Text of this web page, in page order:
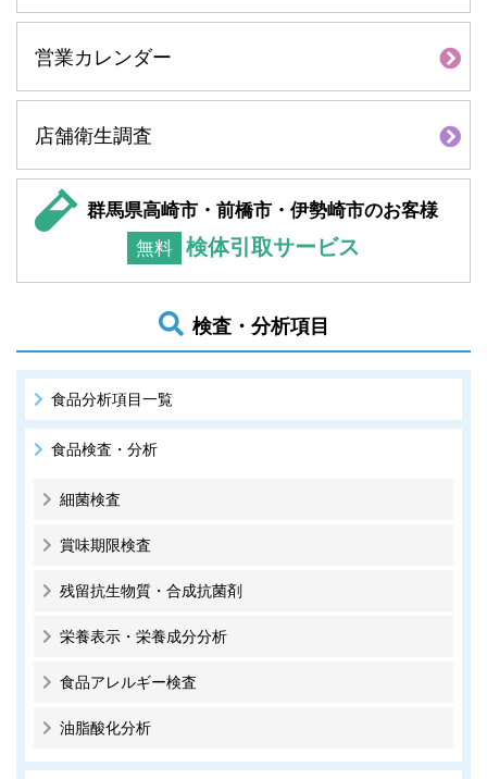
営業カレンダー
店舗衛生調査
群馬県高崎市・前橋市・伊勢崎市のお客様
無料 検体引取サービス
検査・分析項目
食品分析項目一覧
食品検査・分析
細菌検査
賞味期限検査
残留抗生物質・合成抗菌剤
栄養表示・栄養成分分析
食品アレルギー検査
油脂酸化分析